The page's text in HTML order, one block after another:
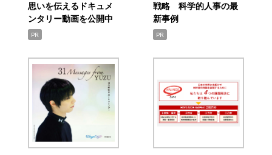
思いを伝えるドキュメ
ンタリー動画を公開中
PR
戦略 科学的人事の最
新事例
PR